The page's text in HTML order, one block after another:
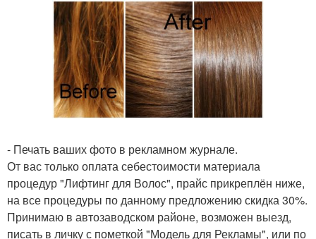
- Печать ваших фото в рекламном журнале.
От вас только оплата себестоимости материала
процедур "Лифтинг для Волос", прайс прикреплён ниже,
на все процедуры по данному предложению скидка 30%.
Принимаю в автозаводском районе, возможен выезд,
писать в личку с пометкой "Модель для Рекламы", или по